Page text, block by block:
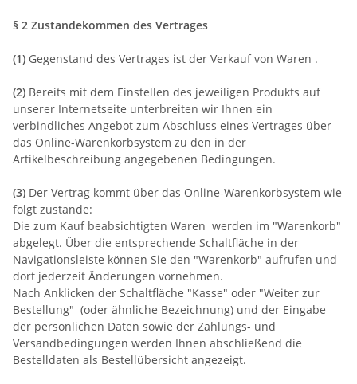
§ 2 Zustandekommen des Vertrages
(1) Gegenstand des Vertrages ist der Verkauf von Waren .
(2) Bereits mit dem Einstellen des jeweiligen Produkts auf
unserer Internetseite unterbreiten wir Ihnen ein
verbindliches Angebot zum Abschluss eines Vertrages über
das Online-Warenkorbsystem zu den in der
Artikelbeschreibung angegebenen Bedingungen.
(3) Der Vertrag kommt über das Online-Warenkorbsystem wie
folgt zustande:
Die zum Kauf beabsichtigten Waren werden im "Warenkorb"
abgelegt. Über die entsprechende Schaltfläche in der
Navigationsleiste können Sie den "Warenkorb" aufrufen und
dort jederzeit Änderungen vornehmen.
Nach Anklicken der Schaltfläche "Kasse" oder "Weiter zur
Bestellung" (oder ähnliche Bezeichnung) und der Eingabe
der persönlichen Daten sowie der Zahlungs- und
Versandbedingungen werden Ihnen abschließend die
Bestelldaten als Bestellübersicht angezeigt.